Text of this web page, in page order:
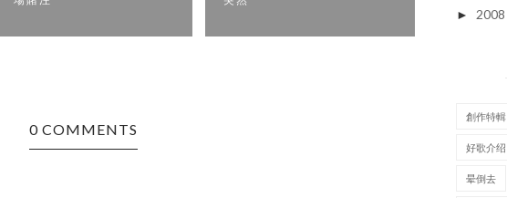
0 COMMENTS
► 2008
創作特輯
好歌介绍
晕倒去